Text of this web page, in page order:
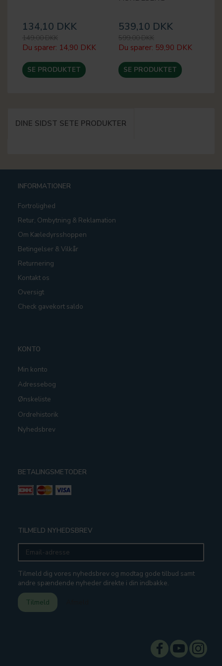
134,10 DKK
149,00 DKK
Du sparer: 14,90 DKK
SE PRODUKTET
539,10 DKK
599,00 DKK
Du sparer: 59,90 DKK
SE PRODUKTET
DINE SIDST SETE PRODUKTER
INFORMATIONER
Fortrolighed
Retur, Ombytning & Reklamation
Om Kæledyrsshoppen
Betingelser & Vilkår
Returnering
Kontakt os
Oversigt
Check gavekort saldo
KONTO
Min konto
Adressebog
Ønskeliste
Ordrehistorik
Nyhedsbrev
BETALINGSMETODER
TILMELD NYHEDSBREV
Email-
adresse
Tilmeld dig vores nyhedsbrev og modtag gode tilbud samt
andre spændende nyheder direkte i din indbakke.
Tilmeld